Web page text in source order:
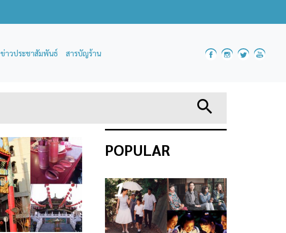
ข่าวประชาสัมพันธ์ สารบัญร้าน
POPULAR
1